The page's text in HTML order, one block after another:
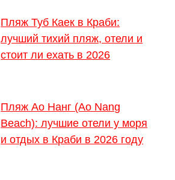
Пляж Туб Каек в Краби:
лучший тихий пляж, отели и
стоит ли ехать в 2026
Пляж Ао Нанг (Ao Nang
Beach): лучшие отели у моря
и отдых в Краби в 2026 году